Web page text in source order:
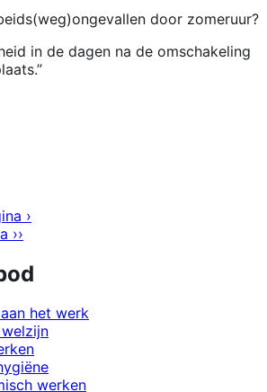
door zomeruur?
in de dagen na de omschakeling
›
››
het werk
werken